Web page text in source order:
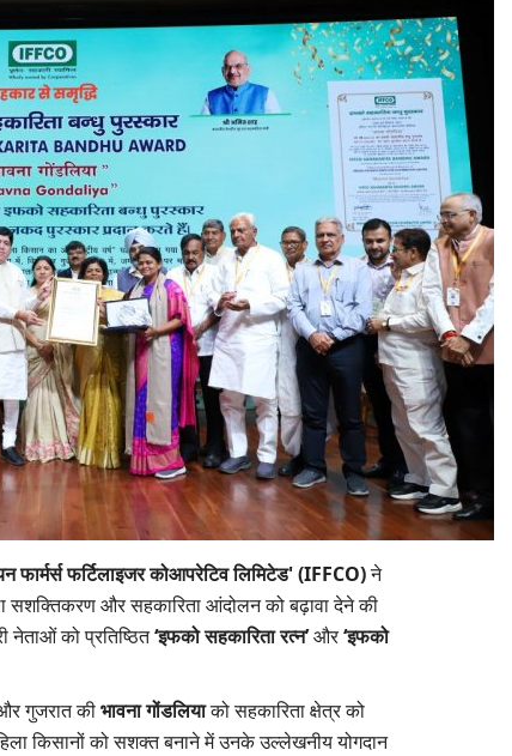
फार्मर्स फर्टिलाइजर कोआपरेटिव लिमिटेड' (IFFCO)ने
सशक्तिकरण और सहकारिता आंदोलन को बढ़ावा देने की
नेताओं को प्रतिष्ठित‘इफको सहकारिता रत्न’और‘इफको
गुजरात कीभावना गोंडलियाको सहकारिता क्षेत्र को
किसानों को सशक्त बनाने में उनके उल्लेखनीय योगदान